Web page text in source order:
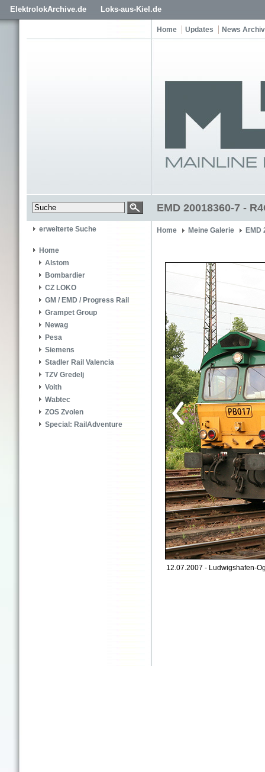
ElektrolokArchive.de Loks-aus-Kiel.de
Home Updates News Archiv
EMD 20018360-7 -
erweiterte Suche
Home
Alstom
Bombardier
CZ LOKO
GM / EMD / Progress Rail
Grampet Group
Newag
Pesa
Siemens
Stadler Rail Valencia
TZV Gredelj
Voith
Wabtec
ZOS Zvolen
Special: RailAdventure
Home Meine Galerie EMD
12.07.2007 - Ludwigshafen-